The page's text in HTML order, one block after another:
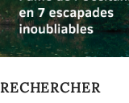
RECHERCHER